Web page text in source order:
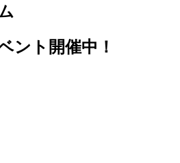
ント開催中！